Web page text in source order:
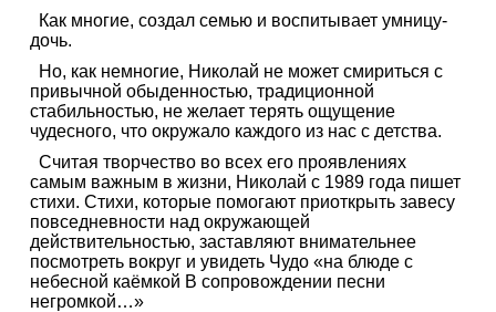
Как многие, создал семью и воспитывает умницу-
дочь.
Но, как немногие, Николай не может смириться с
привычной обыденностью, традиционной
стабильностью, не желает терять ощущение
чудесного, что окружало каждого из нас с детства.
Считая творчество во всех его проявлениях
самым важным в жизни, Николай с 1989 года пишет
стихи. Стихи, которые помогают приоткрыть завесу
повседневности над окружающей
действительностью, заставляют внимательнее
посмотреть вокруг и увидеть Чудо «на блюде с
небесной каёмкой В сопровождении песни
негромкой…»